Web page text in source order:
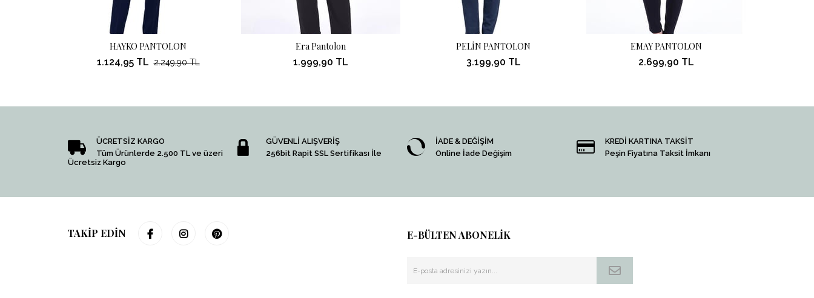
HAYKO PANTOLON
1.124,95 TL 2.249,90 TL
Era Pantolon
1.999,90 TL
PELİN PANTOLON
3.199,90 TL
EMAY PANTOLON
2.699,90 TL
ÜCRETSİZ KARGO
Tüm Ürünlerde 2.500 TL ve üzeri
Ücretsiz Kargo
GÜVENLİ ALIŞVERİŞ
256bit Rapit SSL Sertifikası İle
İADE & DEĞİŞİM
Online İade Değişim
KREDİ KARTINA TAKSİT
Peşin Fiyatına Taksit İmkanı
TAKİP EDİN E-BÜLTEN ABONELİK